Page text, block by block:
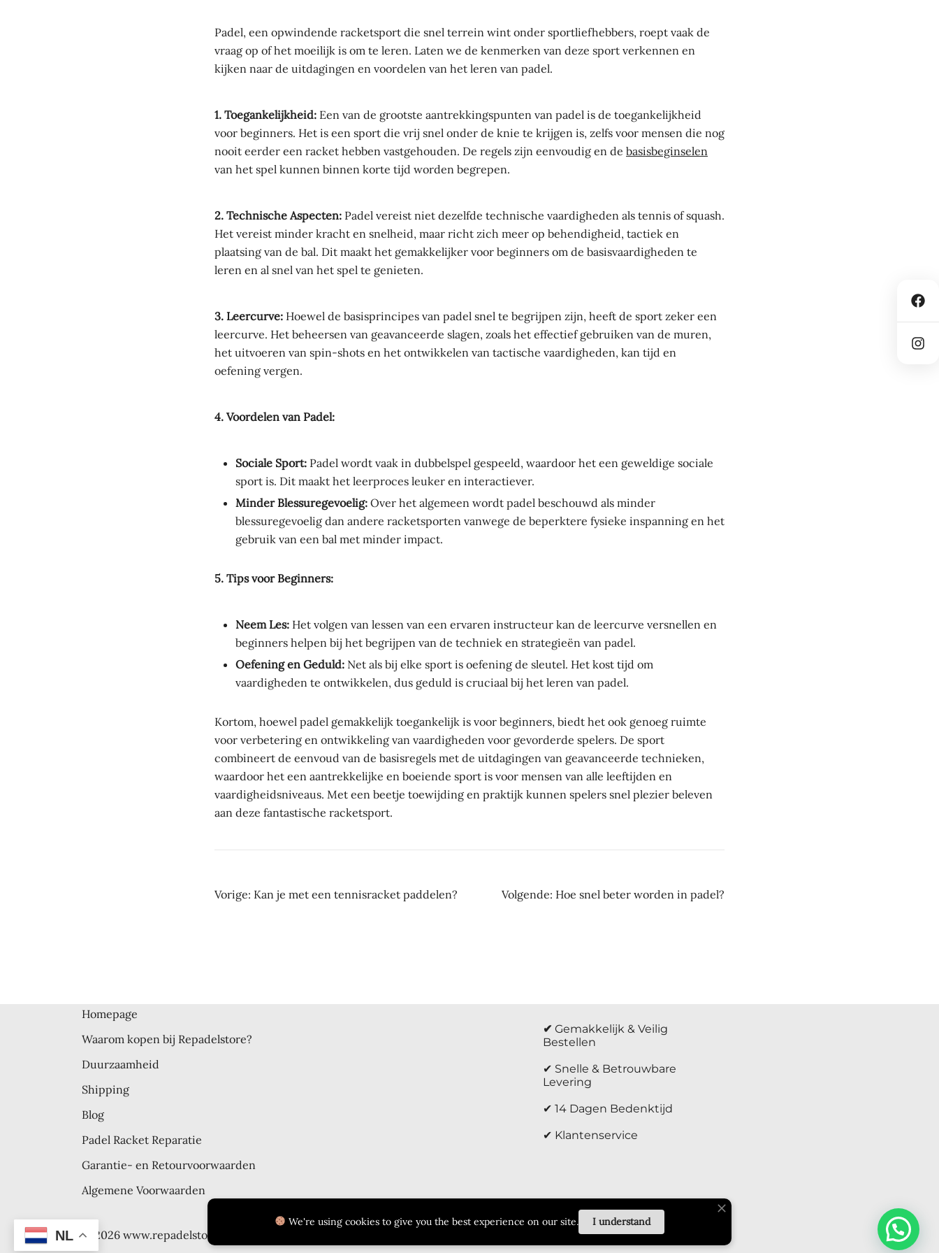
Padel, een opwindende racketsport die snel terrein wint onder sportliefhebbers, roept vaak de
vraag op of het moeilijk is om te leren. Laten we de kenmerken van deze sport verkennen en
kijken naar de uitdagingen en voordelen van het leren van padel.
1. Toegankelijkheid: Een van de grootste aantrekkingspunten van padel is de toegankelijkheid
voor beginners. Het is een sport die vrij snel onder de knie te krijgen is, zelfs voor mensen die nog
nooit eerder een racket hebben vastgehouden. De regels zijn eenvoudig en de basisbeginselen
van het spel kunnen binnen korte tijd worden begrepen.
2. Technische Aspecten: Padel vereist niet dezelfde technische vaardigheden als tennis of squash.
Het vereist minder kracht en snelheid, maar richt zich meer op behendigheid, tactiek en
plaatsing van de bal. Dit maakt het gemakkelijker voor beginners om de basisvaardigheden te
leren en al snel van het spel te genieten.
3. Leercurve: Hoewel de basisprincipes van padel snel te begrijpen zijn, heeft de sport zeker een
leercurve. Het beheersen van geavanceerde slagen, zoals het effectief gebruiken van de muren,
het uitvoeren van spin-shots en het ontwikkelen van tactische vaardigheden, kan tijd en
oefening vergen.
4. Voordelen van Padel:
Sociale Sport: Padel wordt vaak in dubbelspel gespeeld, waardoor het een geweldige sociale
sport is. Dit maakt het leerproces leuker en interactiever.
Minder Blessuregevoelig: Over het algemeen wordt padel beschouwd als minder
blessuregevoelig dan andere racketsporten vanwege de beperktere fysieke inspanning en het
gebruik van een bal met minder impact.
5. Tips voor Beginners:
Neem Les: Het volgen van lessen van een ervaren instructeur kan de leercurve versnellen en
beginners helpen bij het begrijpen van de techniek en strategieën van padel.
Oefening en Geduld: Net als bij elke sport is oefening de sleutel. Het kost tijd om
vaardigheden te ontwikkelen, dus geduld is cruciaal bij het leren van padel.
Kortom, hoewel padel gemakkelijk toegankelijk is voor beginners, biedt het ook genoeg ruimte
voor verbetering en ontwikkeling van vaardigheden voor gevorderde spelers. De sport
combineert de eenvoud van de basisregels met de uitdagingen van geavanceerde technieken,
waardoor het een aantrekkelijke en boeiende sport is voor mensen van alle leeftijden en
vaardigheidsniveaus. Met een beetje toewijding en praktijk kunnen spelers snel plezier beleven
aan deze fantastische racketsport.
Bericht
Vorige: Kan je met een tennisracket paddelen? Volgende: Hoe snel beter worden in padel?
Homepage
Waarom kopen bij Repadelstore?
Duurzaamheid
Shipping
Blog
Padel Racket Reparatie
Garantie- en Retourvoorwaarden
Algemene Voorwaarden
✔ Gemakkelijk & Veilig
Bestellen
✔ Snelle & Betrouwbare
Levering
✔ 14 Dagen Bedenktijd
✔ Klantenservice
© 2026 www.repadelstore.com
NL
We're using cookies to give you the best experience on our site. I understand